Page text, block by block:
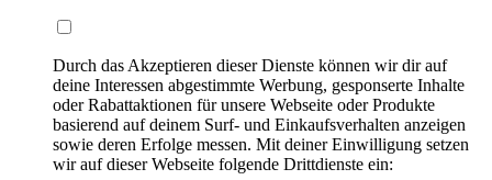
Durch das Akzeptieren dieser Dienste können wir dir auf
deine Interessen abgestimmte Werbung, gesponserte Inhalte
oder Rabattaktionen für unsere Webseite oder Produkte
basierend auf deinem Surf- und Einkaufsverhalten anzeigen
sowie deren Erfolge messen. Mit deiner Einwilligung setzen
wir auf dieser Webseite folgende Drittdienste ein: